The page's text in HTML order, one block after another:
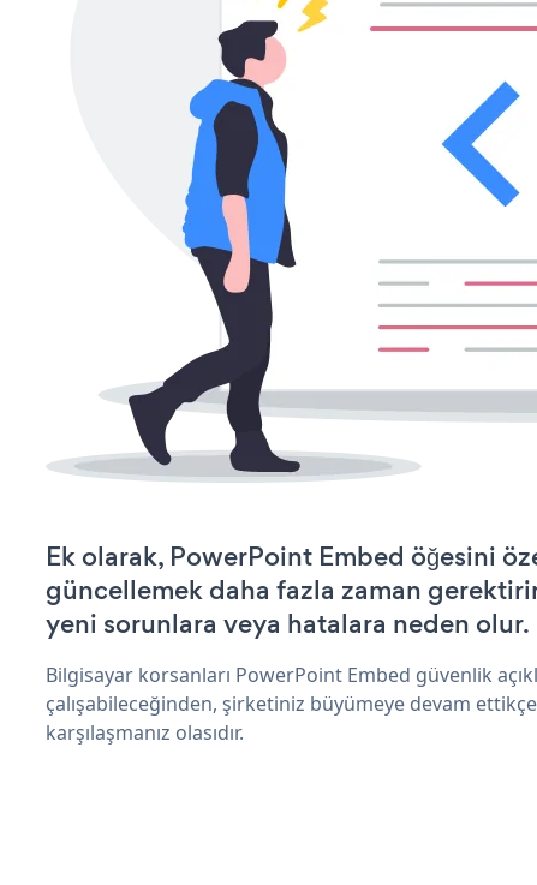
Ek olarak, PowerPoint Embed öğesini
güncellemek daha fazla zaman
yeni sorunlara veya hatalara neden olur.
Bilgisayar korsanları PowerPoint Embed güvenlik
çalışabileceğinden, şirketiniz büyümeye devam
karşılaşmanız olasıdır.